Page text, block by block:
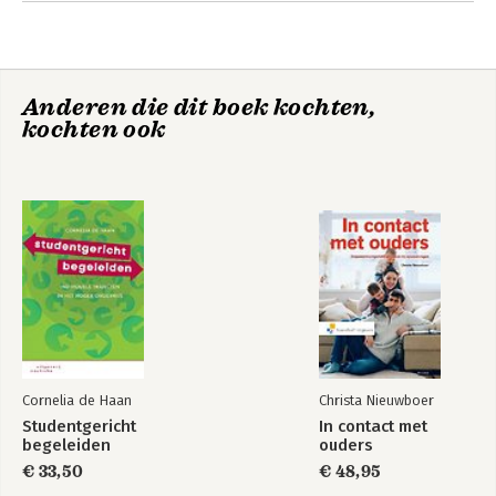
Het palet van de
psychologie
Handboek
bij kinderen en
jeugdigen
Anderen die dit boek kochten,
kochten ook
Cornelia de Haan
Studentgericht
begeleiden
€ 33,50
Christa Nieuwboer
In contact met
ouders
€ 48,95